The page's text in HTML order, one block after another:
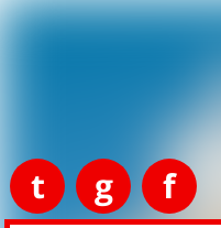
f
g
t